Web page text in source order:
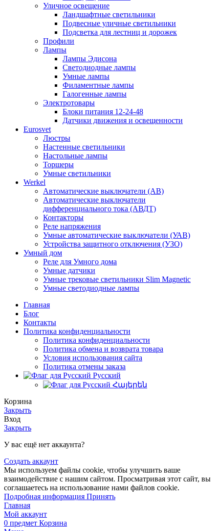
Уличное освещение
Ландшафтные светильники
Подвесные уличные светильники
Подсветка для лестниц и дорожек
Профили
Лампы
Лампы Эдисона
Светодиодные лампы
Умные лампы
Филаментные лампы
Галогенные лампы
Электротовары
Блоки питания 12-24-48
Датчики движения и освещенности
Eurosvet
Люстры
Настенные светильники
Настольные лампы
Торшеры
Умные светильники
Werkel
Автоматические выключатели (АВ)
Автоматические выключатели
дифференциального тока (АВДТ)
Контакторы
Реле напряжения
Умные автоматические выключатели (УАВ)
Устройства защитного отключения (УЗО)
Умный дом
Реле для Умного дома
Умные датчики
Умные трековые светильники Slim Magnetic
Умные светодиодные лампы
Главная
Блог
Контакты
Политика конфиденциальности
Политика конфиденциальности
Политика обмена и возврата товара
Условия использования сайта
Политика отмены заказа
Русский
Հայերեն
Корзина
Закрыть
Вход
Закрыть
У вас ещё нет аккаунта?
Создать аккаунт
Мы используем файлы cookie, чтобы улучшить ваше
взаимодействие с нашим сайтом. Просматривая этот сайт, вы
соглашаетесь на использование нами файлов cookie.
Подробная информация Подробная
Принять
Главная
Мой аккаунт
0 предмет Корзина